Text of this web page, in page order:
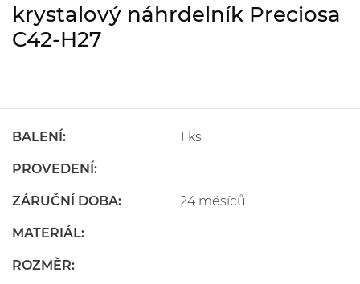
krystalový náhrdelník Preciosa
C42-H27
BALENÍ: 1 ks
PROVEDENÍ:
ZÁRUČNÍ DOBA: 24 měsíců
MATERIÁL:
ROZMĚR: